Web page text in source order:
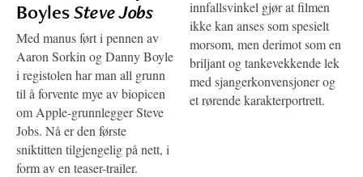
BoylesSteve Jobs
Med manus ført i pennen av
Aaron Sorkin og Danny Boyle
i registolen har man all grunn
til å forvente mye av biopicen
om Apple-grunnlegger Steve
Jobs. Nå er den første
sniktitten tilgjengelig på nett, i
form av en teaser-trailer.
innfallsvinkel gjør at filmen
ikke kan anses som spesielt
morsom, men derimot som en
briljant og tankevekkende lek
med sjangerkonvensjoner og
et rørende karakterportrett.